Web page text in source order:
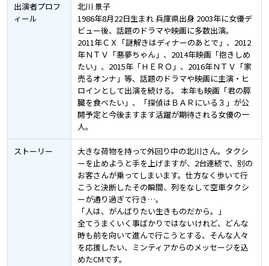
出演者プロフ
ィール
北川 景子
1986年8月22日生まれ 兵庫県出身 2003年に女優デ
ビュー後、話題のドラマや映画に多数出演。
2011年ＣＸ「謎解きはディナーのあとで」、2012
年ＮＴＶ「悪夢ちゃん」、2014年映画「抱きしめ
たい」、2015年「ＨＥＲＯ」、2016年ＮＴＶ「家
売るオンナ」等、話題のドラマや映画に主演・ヒ
ロインとして出演を続ける。 本年も映画「君の膵
臓を食べたい」、「探偵はＢＡＲにいる３」が公
開予定と今後ますます活躍が期待される女優の一
人。
ストーリー
大きな荷物を持って外回り中の北川さん。タクシ
ーを止めようと手を上げますが、2台連続で、別の
お客さんが乗ってしまいます。仕方なく歩いて行
こうと決断したその瞬間、列をなして空車タクシ
ーが通り過ぎて行き…。
「人は、がんばりたい生きものだから。」
全てうまくいく事ばかりではないけれど、どんな
時も前を向いて進んで行こうとする、そんな人々
を応援したい、ミンティアからのメッセージを込
めたCMです。